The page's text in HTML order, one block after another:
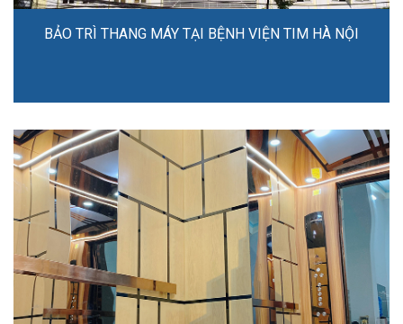
BẢO TRÌ THANG MÁY TẠI BỆNH VIỆN TIM HÀ NỘI